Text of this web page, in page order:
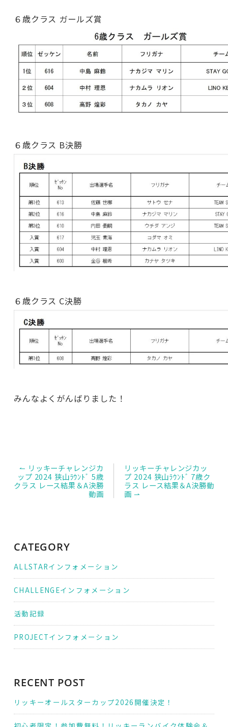
６歳クラス ガールズ賞
６歳クラス B決勝
６歳クラス C決勝
みんなよくがんばりました！
投
稿
ナ
ビ
↼ リッキーチャレンジカ
ップ 2024 狭山ﾗｳﾝﾄﾞ 5歳
クラス レース結果＆A決勝
動画
リッキーチャレンジカッ
プ 2024 狭山ﾗｳﾝﾄﾞ 7歳ク
ラス レース結果＆A決勝動
画 ⇀
CATEGORY
ALLSTARインフォメーション
CHALLENGEインフォメーション
活動記録
PROJECTインフォメーション
RECENT POST
リッキーオールスターカップ2026開催決定！